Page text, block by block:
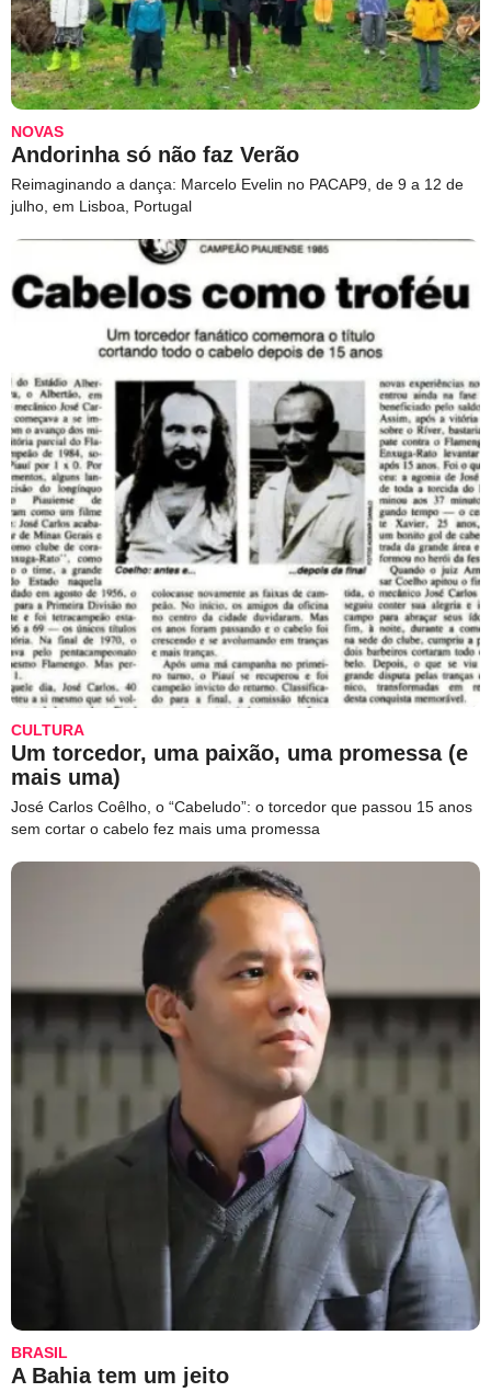
NOVAS
Andorinha só não faz Verão
Reimaginando a dança: Marcelo Evelin no PACAP9, de 9 a 12 de
julho, em Lisboa, Portugal
CULTURA
Um torcedor, uma paixão, uma promessa (e
mais uma)
José Carlos Coêlho, o “Cabeludo”: o torcedor que passou 15 anos
sem cortar o cabelo fez mais uma promessa
BRASIL
A Bahia tem um jeito